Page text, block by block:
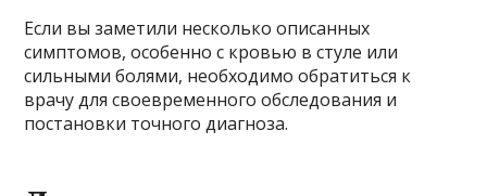
Если вы заметили несколько описанных
симптомов, особенно с кровью в стуле или
сильными болями, необходимо обратиться к
врачу для своевременного обследования и
постановки точного диагноза.